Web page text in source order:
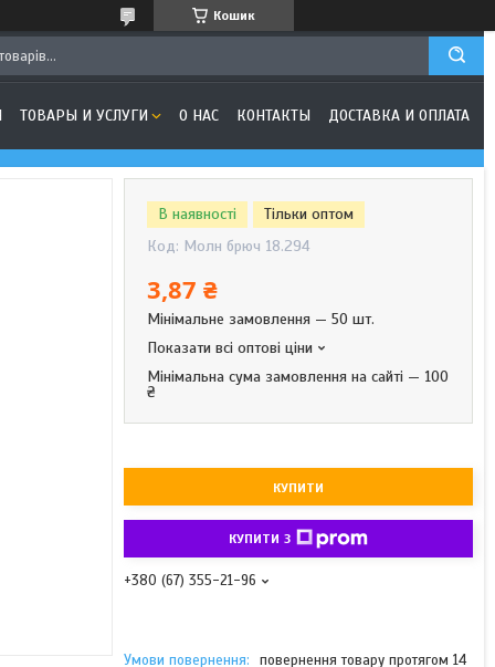
Кошик
ТОВАРЫ И УСЛУГИ О НАС КОНТАКТЫ ДОСТАВКА И ОПЛАТА
В наявності
Тільки оптом
Код: Молн брюч 18.294
3,87 ₴
Мінімальне замовлення — 50 шт.
Показати всі оптові ціни
Мінімальна сума замовлення на сайті — 100
₴
КУПИТИ
КУПИТИ З
+380 (67) 355-21-96
повернення товару протягом 14